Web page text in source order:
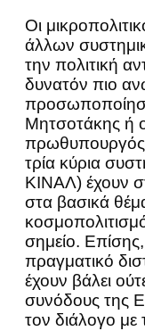
Οι
άλλων
την πολιτική
δυνατόν πιο
Μητσοτάκης ή ο
τρία κύρια
ΚΙΝΑΛ) έχουν
στα βασικά
σημείο.
πραγματικό
έχουν βάλει
συνόδους της
τον διάλογο με